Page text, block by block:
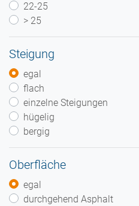
22-25
> 25
Steigung
egal
flach
einzelne Steigungen
hügelig
bergig
Oberfläche
egal
durchgehend Asphalt